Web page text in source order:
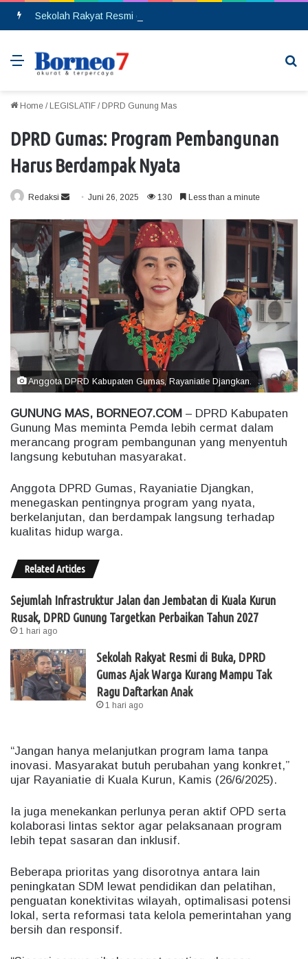
Menu
Home / LEGISLATIF / DPRD Gunung Mas
DPRD Gumas: Program Pembangunan
Harus Berdampak Nyata
Redaksi
n
a
n
e
m
a
l
Juni 26, 2025 130 Less than a minute
Anggota DPRD Kabupaten Gumas, Rayaniatie Djangkan.
GUNUNG MAS, BORNEO7.COM – DPRD Kabupaten
Gunung Mas meminta Pemda lebih cermat dalam
merancang program pembangunan yang menyentuh
langsung kebutuhan masyarakat.
Anggota DPRD Gumas, Rayaniatie Djangkan,
menegaskan pentingnya program yang nyata,
berkelanjutan, dan berdampak langsung terhadap
kualitas hidup warga.
Related Articles
Sejumlah Infrastruktur Jalan dan Jembatan di Kuala Kurun
Rusak, DPRD Gunung Targetkan Perbaikan Tahun 2027
1 hari ago
Sekolah Rakyat Resmi di Buka, DPRD
Gumas Ajak Warga Kurang Mampu Tak
Ragu Daftarkan Anak
1 hari ago
“Jangan hanya melanjutkan program lama tanpa
inovasi. Masyarakat butuh perubahan yang konkret,”
ujar Rayaniatie di Kuala Kurun, Kamis (26/6/2025).
Ia juga menekankan perlunya peran aktif OPD serta
kolaborasi lintas sektor agar pelaksanaan program
lebih tepat sasaran dan inklusif.
Beberapa prioritas yang disorotnya antara lain
peningkatan SDM lewat pendidikan dan pelatihan,
penguatan konektivitas wilayah, optimalisasi potensi
lokal, serta reformasi tata kelola pemerintahan yang
bersih dan responsif.